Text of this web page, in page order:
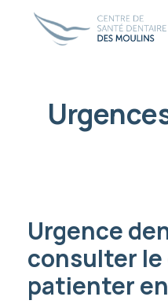
Urgence
consulter
patienter